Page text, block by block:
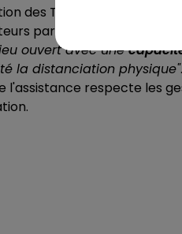
des Trois Glorieuses.
par jour. La seconde
ouvert avec une
la distanciation physique"
l'assistance respecte les